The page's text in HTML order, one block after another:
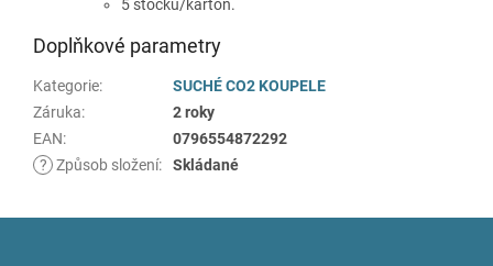
5 štočků/karton.
Doplňkové parametry
Kategorie:
SUCHÉ CO2 KOUPELE
Záruka:
2 roky
EAN:
0796554872292
? Způsob složení: Skládané